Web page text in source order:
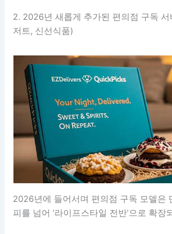
2. 2026년 새롭게 추가된 편의점 구독 서
저트, 신선식품)
2026년에 들어서며 편의점 구독 모델은
피를 넘어 ‘라이프스타일 전반’으로 확장